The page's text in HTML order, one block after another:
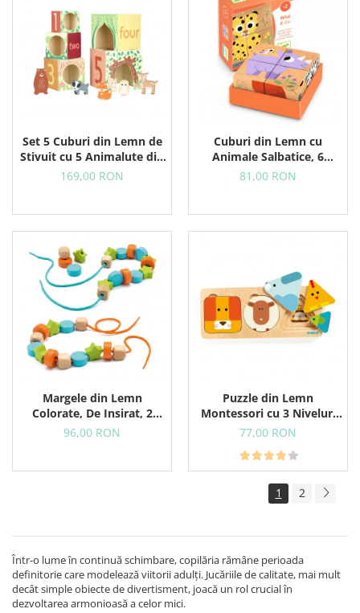
Set 5 Cuburi din Lemn de
Stivuit cu 5 Animalute din
Padure
169,00 RON
Cuburi din Lemn cu
Animale Salbatice, 6
Puzzle-uri in 1
81,00 RON
Margele din Lemn
Colorate, De Insirat, 2
Sireturi Colorate, 24
96,00 RON
Puzzle din Lemn
Montessori cu 3 Niveluri
Pentru Copii Mici, Animale
Luni
77,00 RON
1 2
Într-o lume în continuă schimbare, copilăria rămâne perioada
definitorie care modelează viitorii adulți. Jucăriile de calitate, mai mult
decât simple obiecte de divertisment, joacă un rol crucial în
dezvoltarea armonioasă a celor mici.